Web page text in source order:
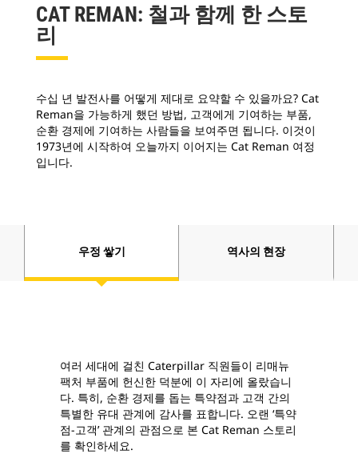
CAT REMAN: 철과 함께 한 스토
리
수십 년 발전사를 어떻게 제대로 요약할 수 있을까요? Cat
Reman을 가능하게 했던 방법, 고객에게 기여하는 부품,
순환 경제에 기여하는 사람들을 보여주면 됩니다. 이것이
1973년에 시작하여 오늘까지 이어지는 Cat Reman 여정
입니다.
우정 쌓기 역사의 현장
여러 세대에 걸친 Caterpillar 직원들이 리매뉴
팩처 부품에 헌신한 덕분에 이 자리에 올랐습니
다. 특히, 순환 경제를 돕는 특약점과 고객 간의
특별한 유대 관계에 감사를 표합니다. 오랜 ‘특약
점-고객’ 관계의 관점으로 본 Cat Reman 스토리
를 확인하세요.